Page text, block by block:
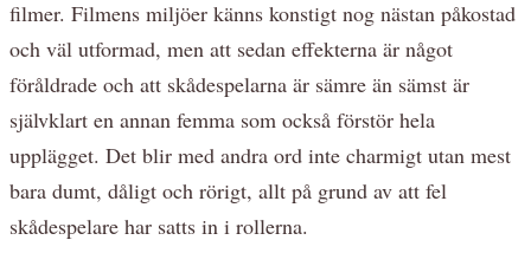
filmer. Filmens miljöer känns konstigt nog nästan påkostad
och väl utformad, men att sedan effekterna är något
föråldrade och att skådespelarna är sämre än sämst är
självklart en annan femma som också förstör hela
upplägget. Det blir med andra ord inte charmigt utan mest
bara dumt, dåligt och rörigt, allt på grund av att fel
skådespelare har satts in i rollerna.